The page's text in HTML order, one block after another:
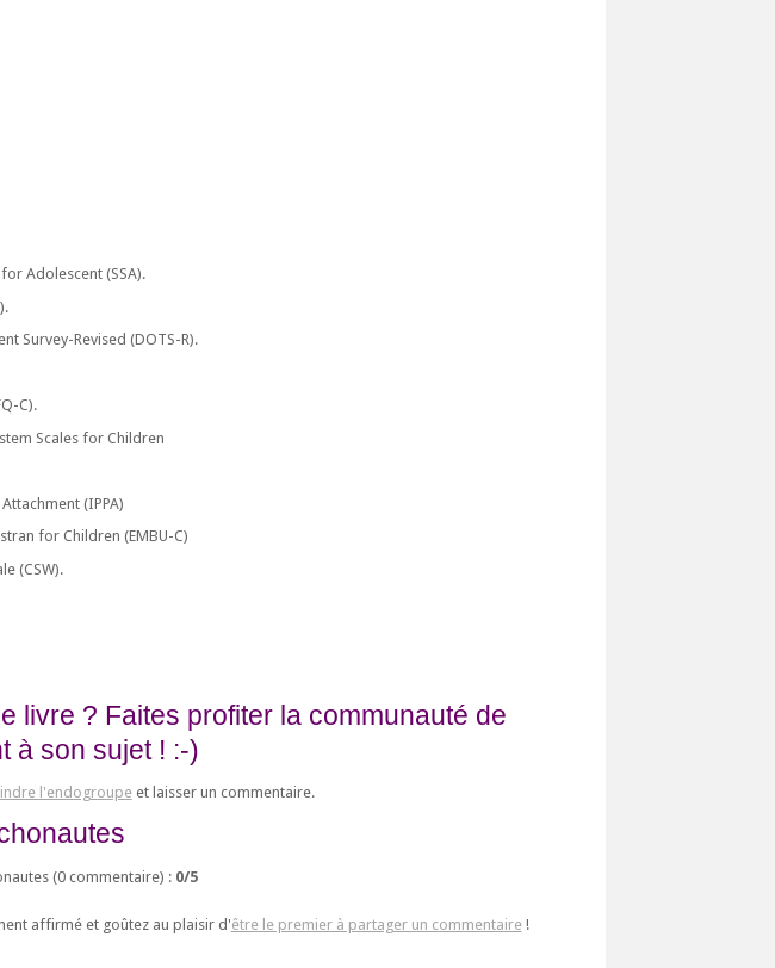
Adolescent (SSA).
Survey-Revised (DOTS-R).
C).
Scales for Children
(IPPA)
for Children (EMBU-C)
(CSW).
livre ? Faites profiter la communauté de
à son sujet ! :-)
l'endogroupeet laisser un commentaire.
(0commentaire) : 0/5
affirmé et goûtez au plaisir d'être le premier à partager un commentaire!